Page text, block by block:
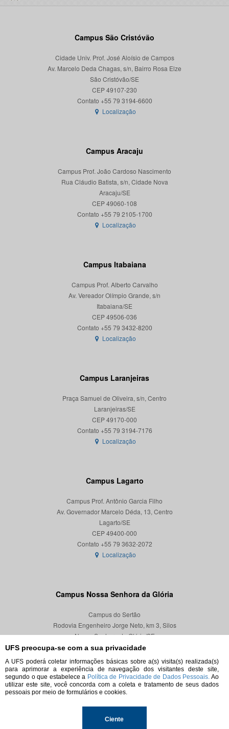
UFS preocupa-se com a sua privacidade
A UFS poderá coletar informações básicas sobre a(s) visita(s) realizada(s)
para aprimorar a experiência de navegação dos visitantes deste site,
segundo o que estabelece a Política de Privacidade de Dados Pessoais. Ao
utilizar este site, você concorda com a coleta e tratamento de seus dados
pessoais por meio de formulários e cookies.
Ciente
Campus São Cristóvão
Cidade Univ. Prof. José Aloísio de Campos
Av. Marcelo Deda Chagas, s/n, Bairro Rosa Elze
São Cristóvão/SE
CEP 49107-230
Localização
Campus Aracaju
Campus Prof. João Cardoso Nascimento
Rua Cláudio Batista, s/n, Cidade Nova
Aracaju/SE
CEP 49060-108
Localização
Campus Itabaiana
Campus Prof. Alberto Carvalho
Av. Vereador Olímpio Grande, s/n
Itabaiana/SE
CEP 49506-036
Localização
Campus Laranjeiras
Praça Samuel de Oliveira, s/n, Centro
Laranjeiras/SE
CEP 49170-000
Localização
Campus Lagarto
Campus Prof. Antônio Garcia Filho
Av. Governador Marcelo Déda, 13, Centro
Lagarto/SE
CEP 49400-000
Localização
Campus Nossa Senhora da Glória
Campus do Sertão
Rodovia Engenheiro Jorge Neto, km 3, Silos
Nossa Senhora da Glória/SE
CEP 49680-000
Localização
© 2026. Todos os direitos reservados.